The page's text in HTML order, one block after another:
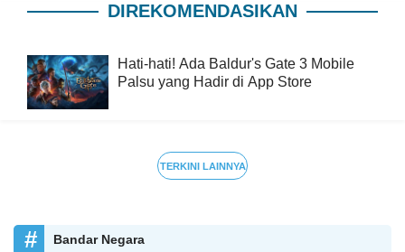
DIREKOMENDASIKAN
Hati-hati! Ada Baldur's Gate 3 Mobile
Palsu yang Hadir di App Store
TERKINI LAINNYA
Bandar Negara